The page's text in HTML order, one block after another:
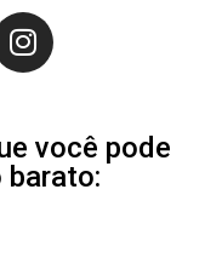
você pode
barato: